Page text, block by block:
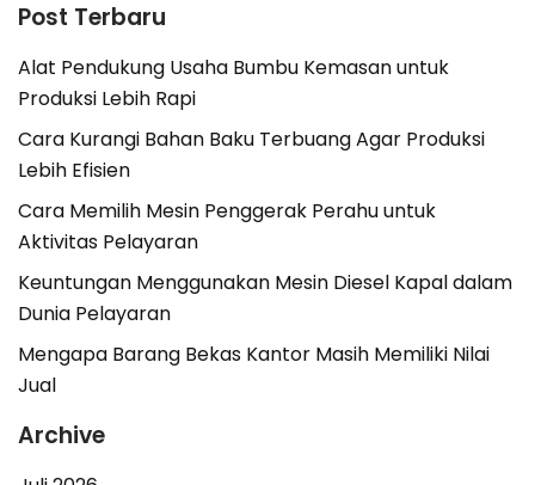
Post Terbaru
Alat Pendukung Usaha Bumbu Kemasan untuk
Produksi Lebih Rapi
Cara Kurangi Bahan Baku Terbuang Agar Produksi
Lebih Efisien
Cara Memilih Mesin Penggerak Perahu untuk
Aktivitas Pelayaran
Keuntungan Menggunakan Mesin Diesel Kapal dalam
Dunia Pelayaran
Mengapa Barang Bekas Kantor Masih Memiliki Nilai
Jual
Archive